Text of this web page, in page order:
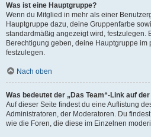
Was ist eine Hauptgruppe?
Wenn du Mitglied in mehr als einer
Hauptgruppe dazu, deine Gruppenfarbe
standardmäßig angezeigt wird, festzulegen.
Berechtigung geben, deine Hauptgruppe
festzulegen.
Nach oben
Was bedeutet der „Das Team“-Link auf
Auf dieser Seite findest du eine Auflistung
Administratoren, der Moderatoren. Du
wie die Foren, die diese im Einzelnen